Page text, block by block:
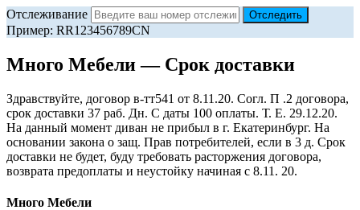
Отслеживание
Пример: RR123456789CN
Много Мебели — Срок доставки
Здравствуйте, договор в-тт541 от 8.11.20. Согл. П .2 договора,
срок доставки 37 раб. Дн. С даты 100 оплаты. Т. Е. 29.12.20.
На данный момент диван не прибыл в г. Екатеринбург. На
основании закона о защ. Прав потребителей, если в 3 д. Срок
доставки не будет, буду требовать расторжения договора,
возврата предоплаты и неустойку начиная с 8.11. 20.
Много Мебели